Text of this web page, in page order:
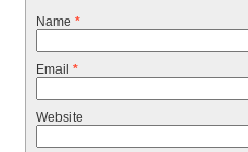
Name *
Email *
Website